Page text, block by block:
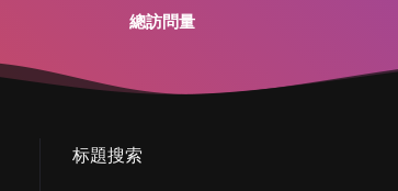
總訪問量
标題搜索